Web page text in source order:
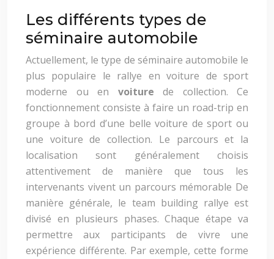
Les différents types de
séminaire automobile
Actuellement, le type de séminaire automobile le
plus populaire le rallye en voiture de sport
moderne ou en voiture de collection. Ce
fonctionnement consiste à faire un road-trip en
groupe à bord d’une belle voiture de sport ou
une voiture de collection. Le parcours et la
localisation sont généralement choisis
attentivement de manière que tous les
intervenants vivent un parcours mémorable De
manière générale, le team building rallye est
divisé en plusieurs phases. Chaque étape va
permettre aux participants de vivre une
expérience différente. Par exemple, cette forme